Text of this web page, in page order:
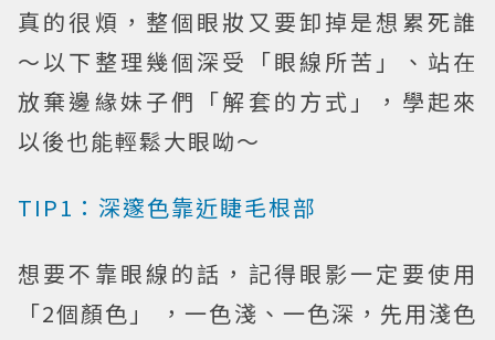
真的很煩，整個眼妝又要卸掉是想累死誰
～以下整理幾個深受「眼線所苦」、站在
放棄邊緣妹子們「解套的方式」，學起來
以後也能輕鬆大眼呦～
TIP1：深邃色靠近睫毛根部
想要不靠眼線的話，記得眼影一定要使用
「2個顏色」 ，一色淺、一色深，先用淺色